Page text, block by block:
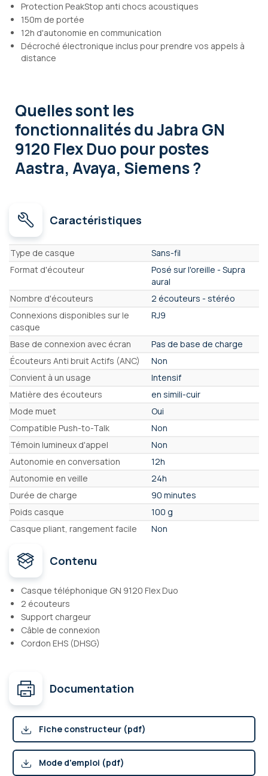
Protection PeakStop anti chocs acoustiques
150m de portée
12h d'autonomie en communication
Décroché électronique inclus pour prendre vos appels à
distance
Quelles sont les
fonctionnalitésdu Jabra GN
9120 Flex Duo pour postes
Aastra, Avaya, Siemens ?
Caractéristiques
Caractéristiques
Type de casque
Sans-fil
Format d'écouteur
Posé sur l'oreille - Supra
aural
Nombre d'écouteurs
2 écouteurs - stéréo
Connexions disponibles sur le
casque
RJ9
Base de connexion avec écran
Pas de base de charge
Écouteurs Anti bruit Actifs (ANC)
Non
Convient à un usage
Intensif
Matière des écouteurs
en simili-cuir
Mode muet
Oui
Compatible Push-to-Talk
Non
Témoin lumineux d'appel
Non
Autonomie en conversation
12h
Autonomie en veille
24h
Durée de charge
90 minutes
Poids casque
100 g
Casque pliant, rangement facile
Non
Contenu
Casque téléphonique GN 9120 Flex Duo
2 écouteurs
Support chargeur
Câble de connexion
Cordon EHS (DHSG)
Documentation
Fiche constructeur (pdf)
Mode d'emploi (pdf)